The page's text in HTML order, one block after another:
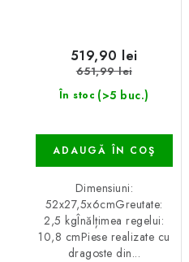
În stoc (>5 buc.)
519,90 lei
651,99 lei
ADAUGĂ ÎN COŞ
Dimensiuni:
52x27,5x6cmGreutate:
2,5 kgÎnălțimea regelui:
10,8 cmPiese realizate cu
dragoste din...